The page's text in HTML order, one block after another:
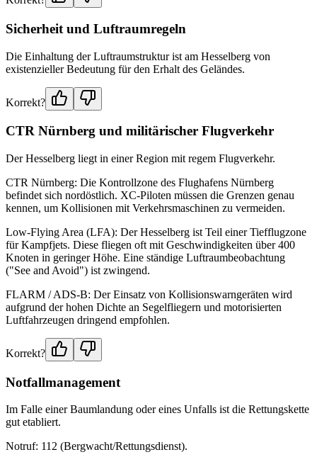
Sicherheit und Luftraumregeln
Die Einhaltung der Luftraumstruktur ist am Hesselberg von
existenzieller Bedeutung für den Erhalt des Geländes.
Korrekt?
CTR Nürnberg und militärischer Flugverkehr
Der Hesselberg liegt in einer Region mit regem Flugverkehr.
CTR Nürnberg: Die Kontrollzone des Flughafens Nürnberg
befindet sich nordöstlich. XC-Piloten müssen die Grenzen genau
kennen, um Kollisionen mit Verkehrsmaschinen zu vermeiden.
Low-Flying Area (LFA): Der Hesselberg ist Teil einer Tiefflugzone
für Kampfjets. Diese fliegen oft mit Geschwindigkeiten über 400
Knoten in geringer Höhe. Eine ständige Luftraumbeobachtung
("See and Avoid") ist zwingend.
FLARM / ADS-B: Der Einsatz von Kollisionswarngeräten wird
aufgrund der hohen Dichte an Segelfliegern und motorisierten
Luftfahrzeugen dringend empfohlen.
Korrekt?
Notfallmanagement
Im Falle einer Baumlandung oder eines Unfalls ist die Rettungskette
gut etabliert.
Notruf: 112 (Bergwacht/Rettungsdienst).